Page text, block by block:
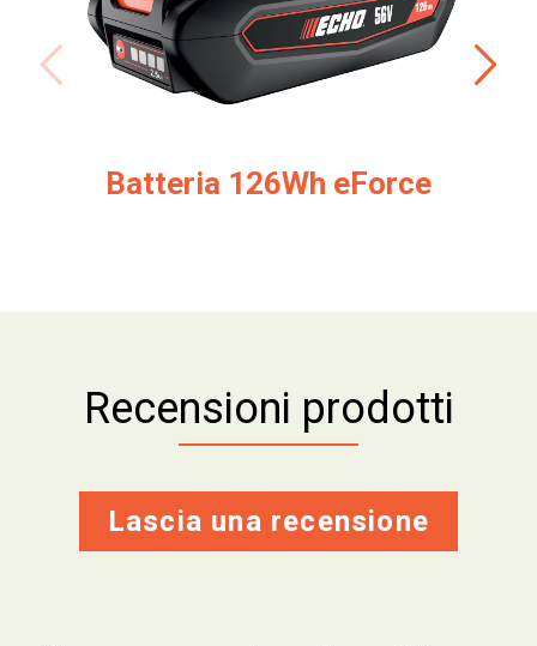
Batteria 126Wh eForce
Recensioni prodotti
Lascia una recensione